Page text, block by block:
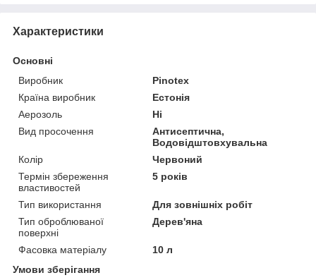
Характеристики
Основні
Виробник
Pinotex
Країна виробник
Естонія
Аерозоль
Ні
Вид просочення
Антисептична,
Водовідштовхувальна
Колір
Червоний
Термін збереження
властивостей
5 років
Тип використання
Для зовнішніх робіт
Тип оброблюваної
поверхні
Дерев'яна
Фасовка матеріалу
10 л
Умови зберігання